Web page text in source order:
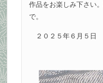
作品をお楽しみ下さい。
で。
２０２５年６月５日